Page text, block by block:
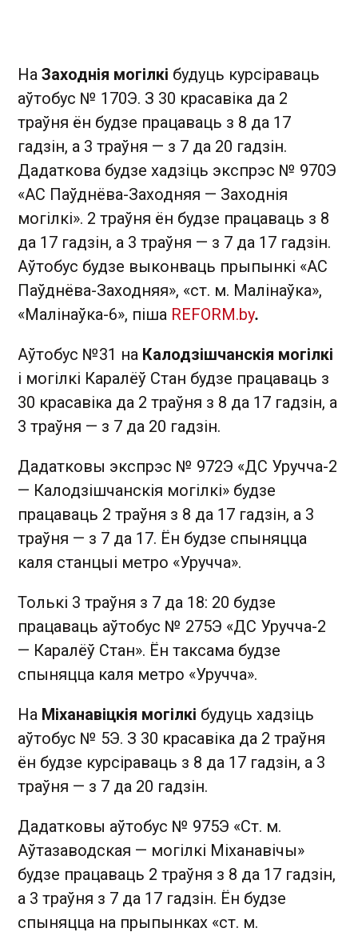
На Заходнія могілкі будуць курсіраваць
аўтобус № 170Э. З 30 красавіка да 2
траўня ён будзе працаваць з 8 да 17
гадзін, а 3 траўня — з 7 да 20 гадзін.
Дадаткова будзе хадзіць экспрэс № 970Э
«АС Паўднёва-Заходняя — Заходнія
могілкі». 2 траўня ён будзе працаваць з 8
да 17 гадзін, а 3 траўня — з 7 да 17 гадзін.
Аўтобус будзе выконваць прыпынкі «АС
Паўднёва-Заходняя», «ст. м. Малінаўка»,
«Малінаўка-6», піша REFORM.by.
Аўтобус №31 на Калодзішчанскія могілкі
і могілкі Каралёў Стан будзе працаваць з
30 красавіка да 2 траўня з 8 да 17 гадзін, а
3 траўня — з 7 да 20 гадзін.
Дадатковы экспрэс № 972Э «ДС Уручча-2
— Калодзішчанскія могілкі» будзе
працаваць 2 траўня з 8 да 17 гадзін, а 3
траўня — з 7 да 17. Ён будзе спыняцца
каля станцыі метро «Уручча».
Толькі 3 траўня з 7 да 18: 20 будзе
працаваць аўтобус № 275Э «ДС Уручча-2
— Каралёў Стан». Ён таксама будзе
спыняцца каля метро «Уручча».
На Міханавіцкія могілкі будуць хадзіць
аўтобус № 5Э. З 30 красавіка да 2 траўня
ён будзе курсіраваць з 8 да 17 гадзін, а 3
траўня — з 7 да 20 гадзін.
Дадатковы аўтобус № 975Э «Ст. м.
Аўтазаводская — могілкі Міханавічы»
будзе працаваць 2 траўня з 8 да 17 гадзін,
а 3 траўня з 7 да 17 гадзін. Ён будзе
спыняцца на прыпынках «ст. м.